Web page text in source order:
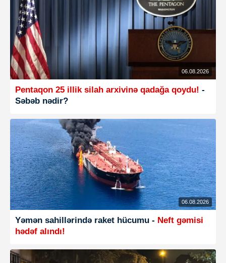
06.08.2026
Pentaqon 25 illik silah arxivinə qadağa qoydu! -
Səbəb nədir?
06.08.2026
Yəmən sahillərində raket hücumu - Neft gəmisi
hədəf alındı!